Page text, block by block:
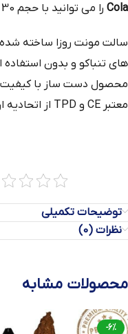
Cola را می توانید با حجم 30 میل در سایت خرید ویپ تهیه نمایید.
سالت مونت روزا ساخته
های تنباکو و بدون
محصول دست‌ ساز با کیفیت
معتبر CE و TPD از اتحادیه اروپا می باشد.
توضیحات تکمیلی
نظرات (0)
محصولات مشابه
-6%